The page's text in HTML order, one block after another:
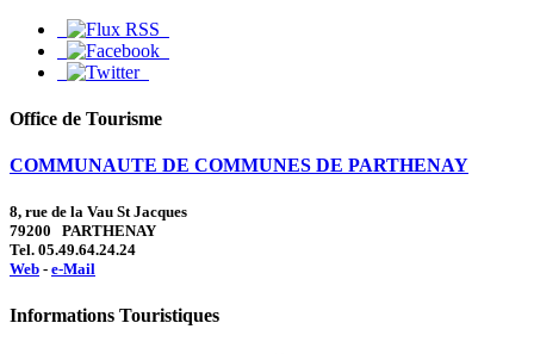
Office de Tourisme
COMMUNAUTE DE COMMUNES DE PARTHENAY
8, rue de la Vau St Jacques
79200 PARTHENAY
Tel. 05.49.64.24.24
Web - e-Mail
Informations Touristiques